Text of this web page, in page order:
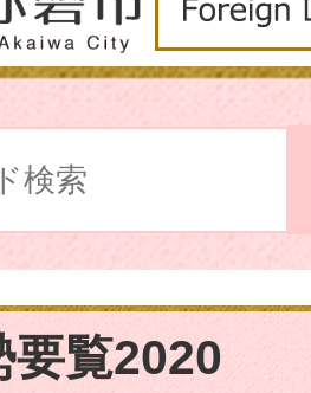
要覧2020